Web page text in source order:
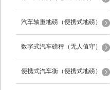
汽车轴重地磅（便携式地磅）
数字式汽车磅秤（无人值守）
便携式汽车衡（便携式地磅）